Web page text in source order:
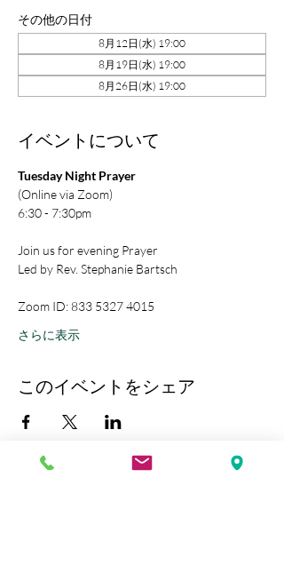
その他の日付
8月12日(水) 19:00
8月19日(水) 19:00
8月26日(水) 19:00
イベントについて
Tuesday Night Prayer
(Online via Zoom)
6:30 - 7:30pm
Join us for evening Prayer
Led by Rev. Stephanie Bartsch
Zoom ID: 833 5327 4015
さらに表示
このイベントをシェア